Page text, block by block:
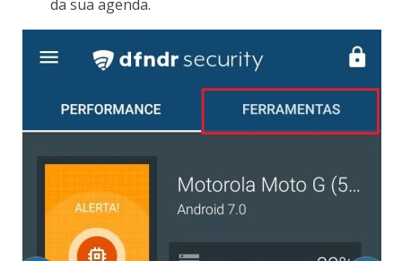
da sua agenda.